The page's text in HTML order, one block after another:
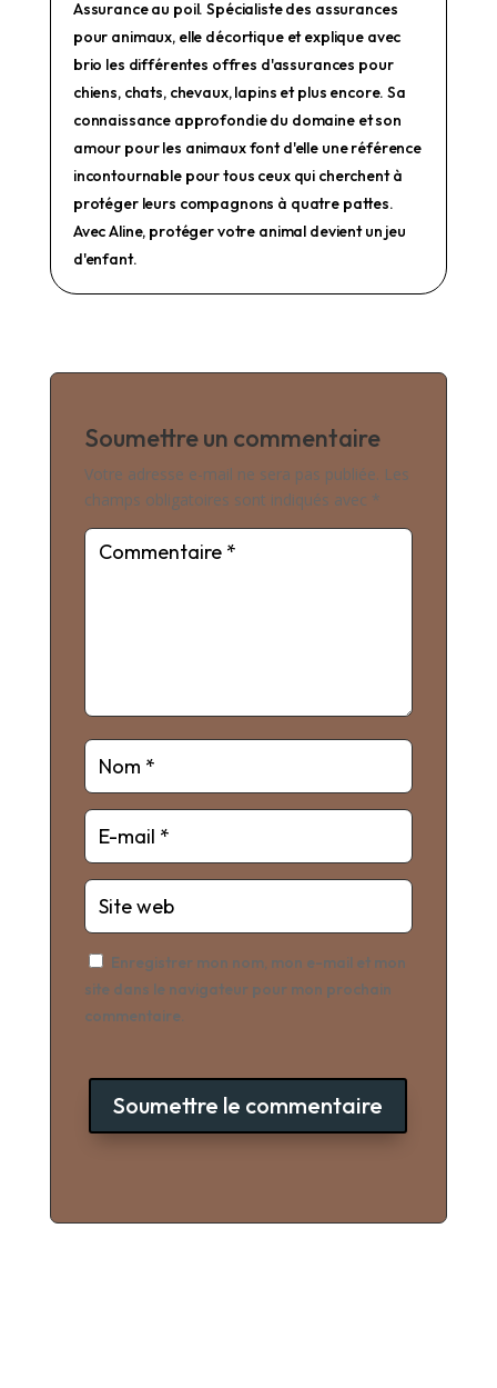
Assurance au poil. Spécialiste des assurances
pour animaux, elle décortique et explique avec
brio les différentes offres d'assurances pour
chiens, chats, chevaux, lapins et plus encore. Sa
connaissance approfondie du domaine et son
amour pour les animaux font d'elle une référence
incontournable pour tous ceux qui cherchent à
protéger leurs compagnons à quatre pattes.
Avec Aline, protéger votre animal devient un jeu
d'enfant.
Soumettre un commentaire
Votre adresse e-mail ne sera pas publiée. Les
champs obligatoires sont indiqués avec *
Enregistrer mon nom, mon e-mail et mon
site dans le navigateur pour mon prochain
commentaire.
Soumettre le commentaire